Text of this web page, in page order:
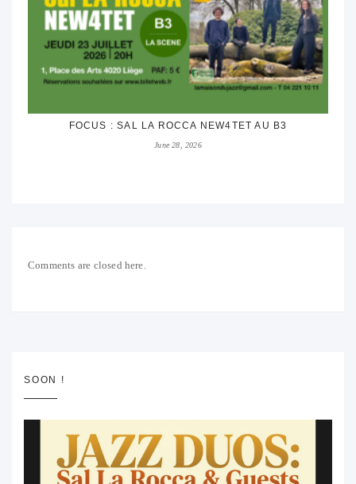
FOCUS : SAL LA ROCCA NEW4TET AU B3
June 28, 2026
Comments are closed here.
SOON !